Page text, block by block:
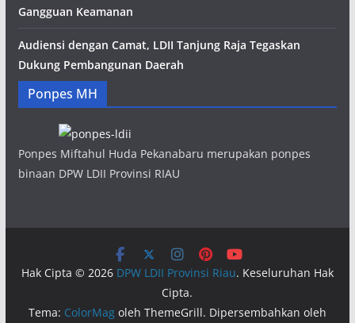
Gangguan Keamanan
Audiensi dengan Camat, LDII Tanjung Raja Tegaskan
Dukung Pembangunan Daerah
Ponpes MH
Ponpes Miftahul Huda Pekanabaru merupakan ponpes
binaan DPW LDII Provinsi RIAU
Hak Cipta © 2026 DPW LDII Provinsi Riau. Keseluruhan Hak
Cipta.
Tema: ColorMagoleh ThemeGrill. Dipersembahkan oleh